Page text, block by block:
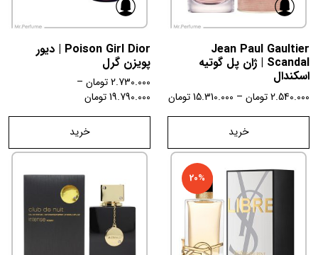
Jean Paul Gaultier
Scandal | ژان پل گوتیه
اسکندال
2.540.000تومان –
15.310.000تومان
خرید
Poison Girl Dior | دیور
پویزن گرل
2.730.000تومان –
19.790.000تومان
خرید
20%